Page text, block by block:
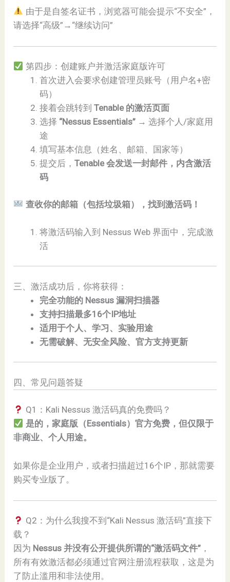
由于是自签名证书，浏览器可能会提示“不安全”，
请选择“高级”→“继续访问”
第四步：创建账户并激活家庭版许可
首次进入会要求创建管理员账号（用户名+密
码）
接着会跳转到Tenable 的激活页面
选择 “Nessus Essentials” → 选择个人/家庭用
途
填写基本信息（姓名、邮箱、国家等）
提交后，Tenable 会发送一封邮件，内含激活
码
查收你的邮箱（包括垃圾箱），找到激活码！
将激活码输入到 Nessus Web 界面中，完成激
活
三、激活成功后，你将获得：
完全功能的 Nessus 漏洞扫描器
支持扫描最多16个IP地址
适用于个人、学习、实验用途
无需破解、无安全风险、官方支持更新
四、常见问题答疑
Q1：Kali Nessus 激活码真的免费吗？
是的，家庭版（Essentials）官方免费，但仅限于
非商业、个人用途。
如果你是企业用户，或者扫描超过16个IP，那就需要
购买专业版了。
Q2：为什么我搜不到“Kali Nessus 激活码”直接下
载？
因为 Nessus 并没有公开提供所谓的“激活码文件” ，
所有有效激活都必须通过官网注册流程获取，这是为
了防止滥用和非法使用。